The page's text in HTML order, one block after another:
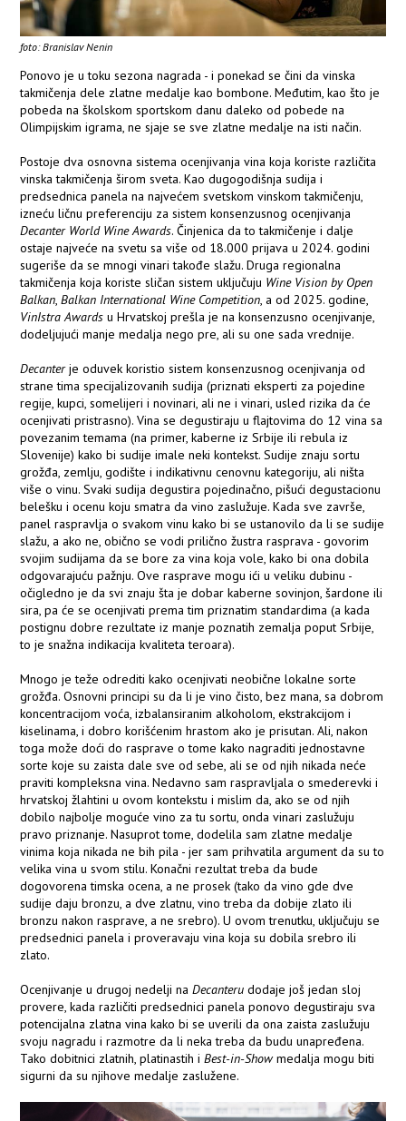
foto: Branislav Nenin
Ponovo je u toku sezona nagrada - i ponekad se čini da vinska
takmičenja dele zlatne medalje kao bombone. Međutim, kao što je
pobeda na školskom sportskom danu daleko od pobede na
Olimpijskim igrama, ne sjaje se sve zlatne medalje na isti način.
Postoje dva osnovna sistema ocenjivanja vina koja koriste različita
vinska takmičenja širom sveta. Kao dugogodišnja sudija i
predsednica panela na najvećem svetskom vinskom takmičenju,
izneću ličnu preferenciju za sistem konsenzusnog ocenjivanja
Decanter World Wine Awards. Činjenica da to takmičenje i dalje
ostaje najveće na svetu sa više od 18.000 prijava u 2024. godini
sugeriše da se mnogi vinari takođe slažu. Druga regionalna
takmičenja koja koriste sličan sistem uključuju Wine Vision by Open
Balkan,Balkan International Wine Competition, a od 2025. godine,
VinIstra Awards u Hrvatskoj prešla je na konsenzusno ocenjivanje,
dodeljujući manje medalja nego pre, ali su one sada vrednije.
Decanterje oduvek koristio sistem konsenzusnog ocenjivanja od
strane tima specijalizovanih sudija (priznati eksperti za pojedine
regije, kupci, somelijeri i novinari, ali ne i vinari, usled rizika da će
ocenjivati pristrasno). Vina se degustiraju u flajtovima do 12 vina sa
povezanim temama (na primer, kaberne iz Srbije ili rebula iz
Slovenije) kako bi sudije imale neki kontekst. Sudije znaju sortu
grožđa, zemlju, godište i indikativnu cenovnu kategoriju, ali ništa
više o vinu. Svaki sudija degustira pojedinačno, pišući degustacionu
belešku i ocenu koju smatra da vino zaslužuje. Kada sve završe,
panel raspravlja o svakom vinu kako bi se ustanovilo da li se sudije
slažu, a ako ne, obično se vodi prilično žustra rasprava - govorim
svojim sudijama da se bore za vina koja vole, kako bi ona dobila
odgovarajuću pažnju. Ove rasprave mogu ići u veliku dubinu -
očigledno je da svi znaju šta je dobar kaberne sovinjon, šardone ili
sira, pa će se ocenjivati prema tim priznatim standardima (a kada
postignu dobre rezultate iz manje poznatih zemalja poput Srbije,
to je snažna indikacija kvaliteta teroara).
Mnogo je teže odrediti kako ocenjivati neobične lokalne sorte
grožđa. Osnovni principi su da li je vino čisto, bez mana, sa dobrom
koncentracijom voća, izbalansiranim alkoholom, ekstrakcijom i
kiselinama, i dobro korišćenim hrastom ako je prisutan. Ali, nakon
toga može doći do rasprave o tome kako nagraditi jednostavne
sorte koje su zaista dale sve od sebe, ali se od njih nikada neće
praviti kompleksna vina. Nedavno sam raspravljala o smederevki i
hrvatskoj žlahtini u ovom kontekstu i mislim da, ako se od njih
dobilo najbolje moguće vino za tu sortu, onda vinari zaslužuju
pravo priznanje. Nasuprot tome, dodelila sam zlatne medalje
vinima koja nikada ne bih pila - jer sam prihvatila argument da su to
velika vina u svom stilu. Konačni rezultat treba da bude
dogovorena timska ocena, a ne prosek (tako da vino gde dve
sudije daju bronzu, a dve zlatnu, vino treba da dobije zlato ili
bronzu nakon rasprave, a ne srebro). U ovom trenutku, uključuju se
predsednici panela i proveravaju vina koja su dobila srebro ili
zlato.
Ocenjivanje u drugoj nedelji naDecanteru dodaje još jedan sloj
provere, kada različiti predsednici panela ponovo degustiraju sva
potencijalna zlatna vina kako bi se uverili da ona zaista zaslužuju
svoju nagradu i razmotre da li neka treba da budu unapređena.
Tako dobitnici zlatnih, platinastih iBest-in-Showmedalja mogu biti
sigurni da su njihove medalje zaslužene.